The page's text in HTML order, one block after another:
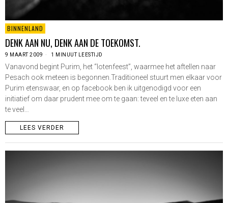
BINNENLAND
DENK AAN NU, DENK AAN DE TOEKOMST.
9 MAART 2009 1 MINUUT LEESTIJD
Vanavond begint Purim, het “lotenfeest”, waarmee het aftellen naar
Pesach ook meteen is begonnen.Traditioneel stuurt men elkaar voor
Purim etenswaar, en op facebook ben ik uitgenodigd voor een
initiatief om daar prudent mee om te gaan: teveel en te luxe eten aan
te veel…
LEES VERDER